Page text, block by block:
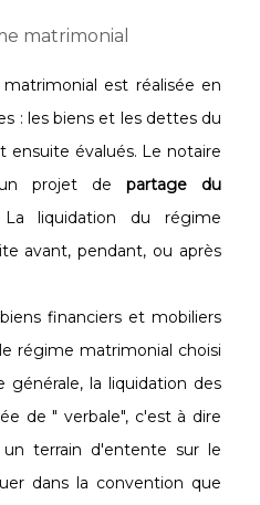
matrimonial
est réalisée en
: les biens et les dettes du
ensuite évalués. Le notaire
projet de partage du
liquidation du régime
avant, pendant, ou après
financiers et mobiliers
régime matrimonial choisi
générale, la liquidation des
de " verbale", c'est à dire
terrain d'entente sur le
dans la convention que